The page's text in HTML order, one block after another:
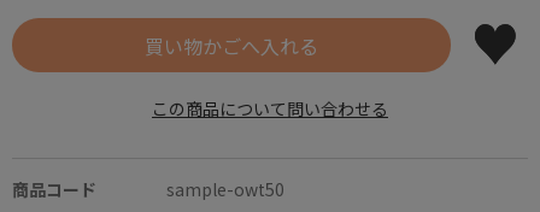
商品コード sample-owt50
この商品について問い合わせる